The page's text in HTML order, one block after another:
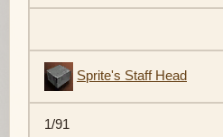
Sprite's Staff Head
1/91